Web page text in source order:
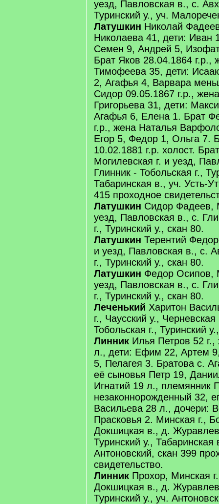
уезд, Павловская в., с.
Туринский у., уч.
Латушкин Николай
Николаева 41, дети: Иван
Семен 9, Андрей 5,
Брат Яков 28.04.1864
Тимофеева 35, дети:
2, Агафья 4, Варвара
Сидор 09.05.1867 г.р.,
Григорьева 31, дети:
Агафья 6, Елена 1. Брат
г.р., жена Наталья
Егор 5, Федор 1, Ольга 7.
10.02.1881 г.р. холост.
Могилевская г. и уезд,
Глинник - Тобольская г.,
Табаринская в., уч. Усть-
415 проходное
Латушкин Сидор Фадеев,
уезд, Павловская в., с.
г., Туринский у., скан 80.
Латушкин Терентий
и уезд, Павловская в., с.
г., Туринский у., скан 80.
Латушкин Федор Осипов,
уезд, Павловская в., с.
г., Туринский у., скан 80.
Леченький Харитон
г., Чаусский у.,
Тобольская г., Туринский
Линник Илья Петров 52
л., дети: Ефим 22, Артем
5, Пелагея 3. Братова с.
её сыновья Петр 19,
Игнатий 19 л., племянник
незаконнорожденный 32,
Васильева 28 л., дочери:
Прасковья 2. Минская г.,
Докшицкая в., д.
Туринский у., Табаринская
Антоновский, скан 399
свидетельство.
Линник Прохор, Минская
Докшицкая в., д.
Туринский у., уч.